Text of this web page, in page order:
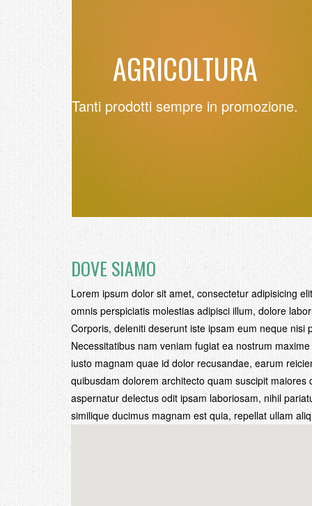
AGRICOLTURA
Tanti prodotti sempre in promozione.
DOVE SIAMO
Lorem ipsum dolor sit amet, consectetur adipisicing
omnis perspiciatis molestias adipisci illum, dolore
Corporis, deleniti deserunt iste ipsam eum neque
Necessitatibus nam veniam fugiat ea nostrum
iusto magnam quae id dolor recusandae, earum
quibusdam dolorem architecto quam suscipit
aspernatur delectus odit ipsam laboriosam, nihil
similique ducimus magnam est quia, repellat ullam